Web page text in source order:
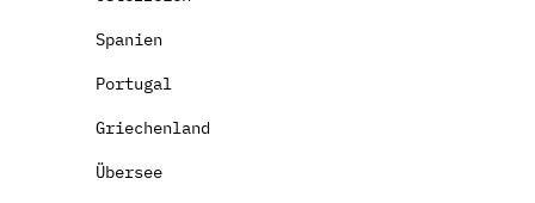
Spanien
Portugal
Griechenland
Übersee